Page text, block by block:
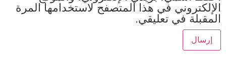
الإلكتروني في هذا المتصفح لاستخدامها المرة
المقبلة في تعليقي.